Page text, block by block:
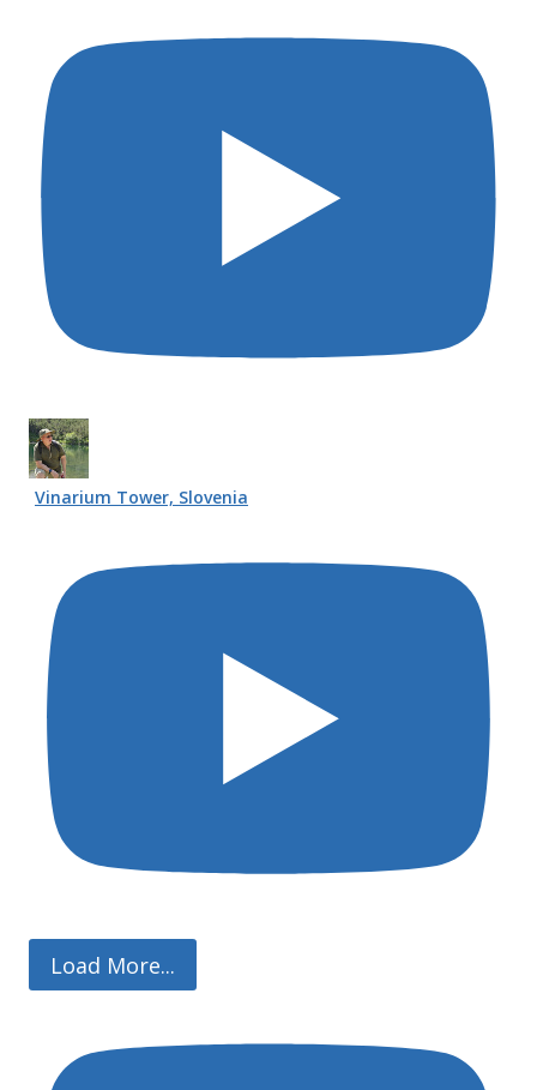
Vinarium Tower, Slovenia
Load More...